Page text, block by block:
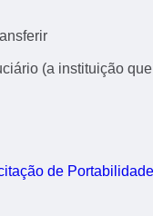
(a instituição
de